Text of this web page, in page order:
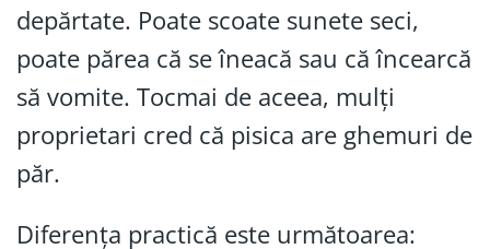
depărtate. Poate scoate sunete seci,
poate părea că se îneacă sau că încearcă
să vomite. Tocmai de aceea, mulți
proprietari cred că pisica are ghemuri de
păr.
Diferența practică este următoarea: